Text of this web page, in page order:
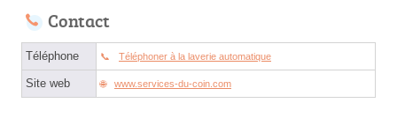
Contact
Téléphone Téléphoner à la laverie automatique
Site web www.services-du-coin.com